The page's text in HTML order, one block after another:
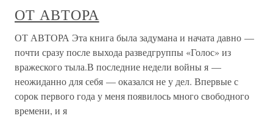
ОТ АВТОРА
ОТ АВТОРА Эта книга была задумана и начата давно —
почти сразу после выхода разведгруппы «Голос» из
вражеского тыла.В последние недели войны я —
неожиданно для себя — оказался не у дел. Впервые с
сорок первого года у меня появилось много свободного
времени, и я